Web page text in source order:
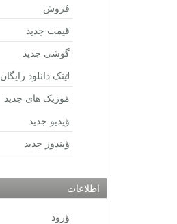
فروش
قیمت جدید
گوشی جدید
لینک دانلود رایگان
موزیک های جدید
ویدیو جدید
ویندوز جدید
اطلاعات
ورود